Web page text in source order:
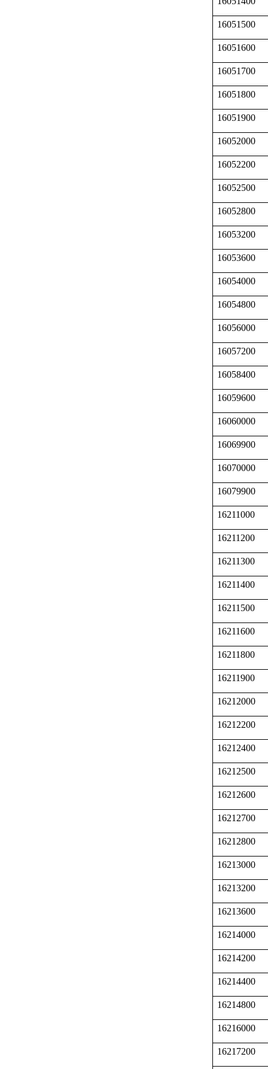
16051500
16051600
16051700
16051800
16051900
16052000
16052200
16052500
16052800
16053200
16053600
16054000
16054800
16056000
16057200
16058400
16059600
16060000
16069900
16070000
16079900
16211000
16211200
16211300
16211400
16211500
16211600
16211800
16211900
16212000
16212200
16212400
16212500
16212600
16212700
16212800
16213000
16213200
16213600
16214000
16214200
16214400
16214800
16216000
16217200